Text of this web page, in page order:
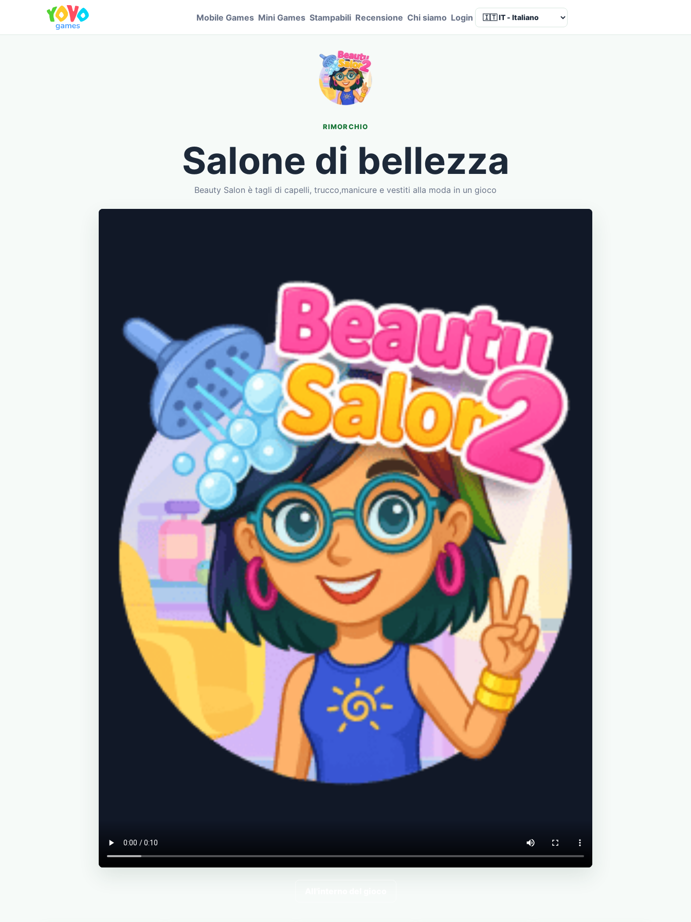
Mobile Games Mini Games Stampabili Recensione Chi siamo Login Language
RIMORCHIO
Salone di bellezza
Beauty Salon è tagli di capelli, trucco,manicure e vestiti alla moda in un gioco